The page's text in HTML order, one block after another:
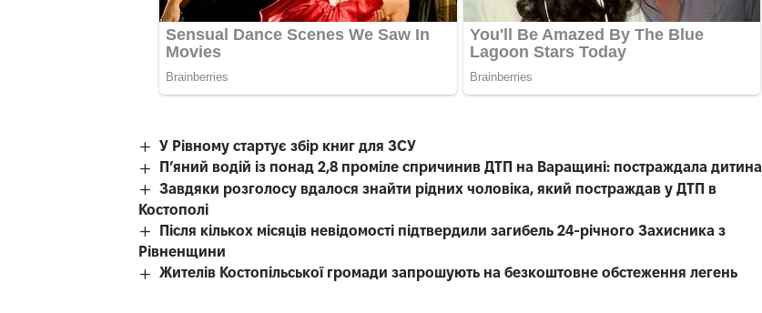
У Рівному стартує збір книг для ЗСУ
П’яний водій із понад 2,8 проміле спричинив ДТП на Варащині: постраждала дитина
Завдяки розголосу вдалося знайти рідних чоловіка, який постраждав у ДТП в
Костополі
Після кількох місяців невідомості підтвердили загибель 24-річного Захисника з
Рівненщини
Жителів Костопільської громади запрошують на безкоштовне обстеження легень